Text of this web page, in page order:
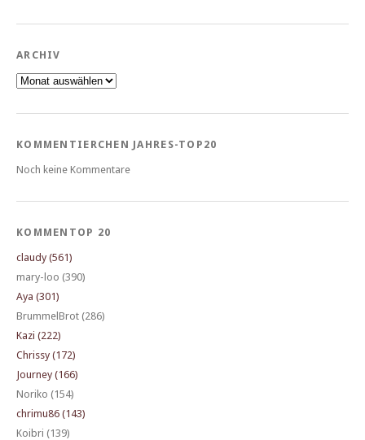
ARCHIV
Archiv
KOMMENTIERCHEN JAHRES-TOP20
Noch keine Kommentare
KOMMENTOP 20
claudy (561)
mary-loo (390)
Aya (301)
BrummelBrot (286)
Kazi (222)
Chrissy (172)
Journey (166)
Noriko (154)
chrimu86 (143)
Koibri (139)